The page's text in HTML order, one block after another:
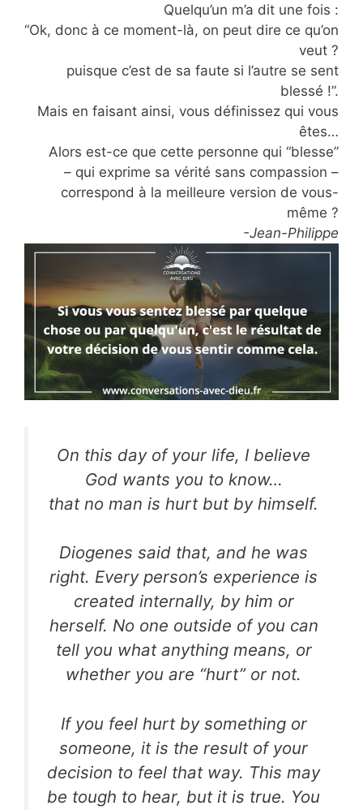
Quelqu’un m’a dit une fois :
“Ok, donc à ce moment-là, on peut dire ce qu’on
veut ?
puisque c’est de sa faute si l’autre se sent
blessé !”.
Mais en faisant ainsi, vous définissez qui vous
êtes…
Alors est-ce que cette personne qui “blesse”
– qui exprime sa vérité sans compassion –
correspond à la meilleure version de vous-
même ?
-Jean-Philippe
On this day of your life, I believe
God wants you to know…
that no man is hurt but by himself.
Diogenes said that, and he was
right. Every person’s experience is
created internally, by him or
herself. No one outside of you can
tell you what anything means, or
whether you are “hurt” or not.
If you feel hurt by something or
someone, it is the result of your
decision to feel that way. This may
be tough to hear, but it is true. You